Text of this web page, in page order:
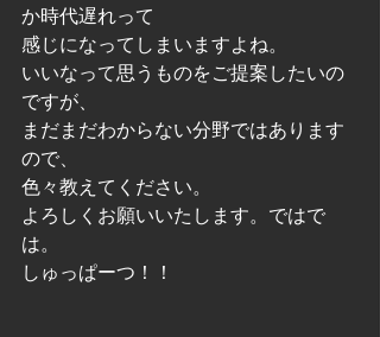
か時代遅れって
感じになってしまいますよね。
いいなって思うものをご提案したいの
ですが、
まだまだわからない分野ではあります
ので、
色々教えてください。
よろしくお願いいたします。ではで
は。
しゅっぱーつ！！